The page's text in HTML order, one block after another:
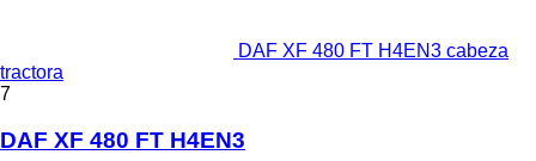
DAF XF 480 FT H4EN3 cabeza
tractora
7
DAF XF 480 FT H4EN3